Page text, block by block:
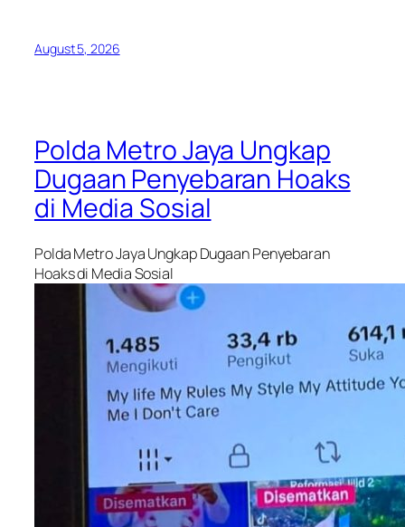
August 5, 2026
Polda Metro Jaya Ungkap
Dugaan Penyebaran Hoaks
di Media Sosial
Polda Metro Jaya Ungkap Dugaan Penyebaran
Hoaks di Media Sosial